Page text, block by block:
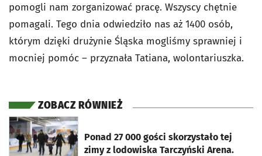
pomogli nam zorganizować pracę. Wszyscy chętnie
pomagali. Tego dnia odwiedziło nas aż 1400 osób,
którym dzięki drużynie Śląska mogliśmy sprawniej i
mocniej pomóc – przyznała Tatiana, wolontariuszka.
ZOBACZ RÓWNIEŻ
Ponad 27 000 gości skorzystało tej
zimy z lodowiska Tarczyński Arena.
otworzy się w nowej karcie